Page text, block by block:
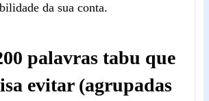
da sua conta.
palavras tabu que
evitar (agrupadas